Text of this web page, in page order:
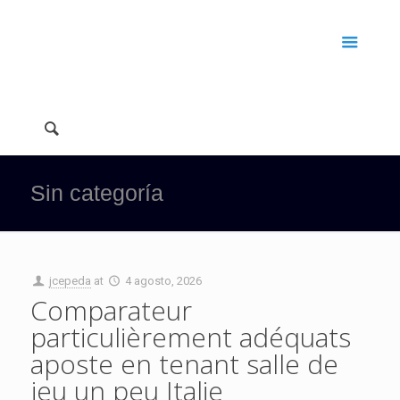
Sin categoría
jcepeda at 4 agosto, 2026
Comparateur
particulièrement adéquats
aposte en tenant salle de
jeu un peu Italie